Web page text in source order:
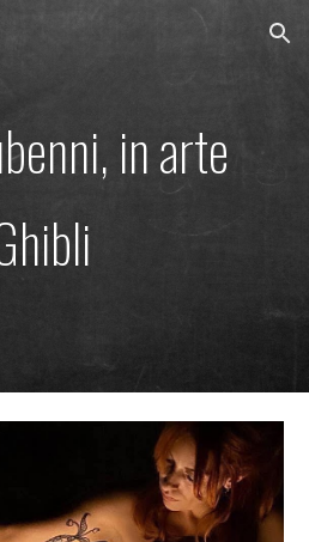
Skip to navigation
in arte